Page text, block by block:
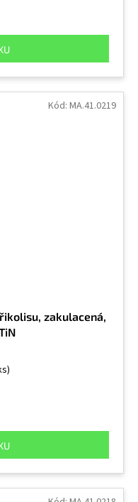
zakulacená,
Kód: MA.41.0219